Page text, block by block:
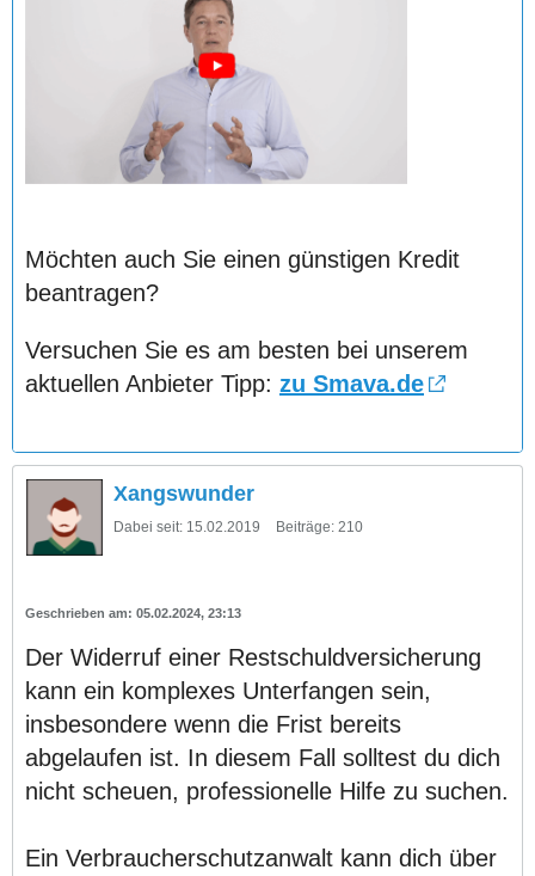
Möchten auch Sie einen günstigen Kredit
beantragen?
Versuchen Sie es am besten bei unserem
aktuellen Anbieter Tipp: zu Smava.de
Xangswunder
Dabei seit: 15.02.2019 Beiträge: 210
05.02.2024, 23:13
Der Widerruf einer Restschuldversicherung
kann ein komplexes Unterfangen sein,
insbesondere wenn die Frist bereits
abgelaufen ist. In diesem Fall solltest du dich
nicht scheuen, professionelle Hilfe zu suchen.
Ein Verbraucherschutzanwalt kann dich über